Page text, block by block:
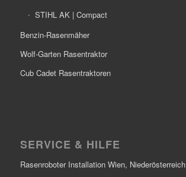
STIHL AK | Compact
Benzin-Rasenmäher
Wolf-Garten Rasentraktor
Cub Cadet Rasentraktoren
SERVICE & HILFE
Rasenroboter Installation Wien, Niederösterreich